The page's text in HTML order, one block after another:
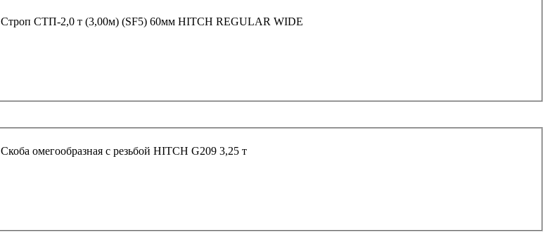
Строп СТП-2,0 т (3,00м) (SF5) 60мм HITCH REGULAR WIDE
Скоба омегообразная с резьбой HITCH G209 3,25 т